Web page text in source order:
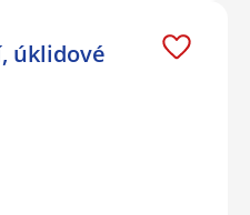
úklidové